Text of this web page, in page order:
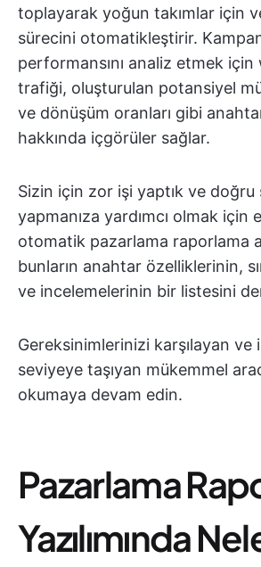
toplayarak yoğun takımlar için
sürecini otomatikleştirir.
performansını analiz etmek için
trafiği, oluşturulan potansiyel
ve dönüşüm oranları gibi
hakkında içgörüler sağlar.
Sizin için zor işi yaptık ve doğru
yapmanıza yardımcı olmak için
otomatik pazarlama raporlama
bunların anahtar özelliklerinin,
ve incelemelerinin bir listesini
Gereksinimlerinizi karşılayan ve
seviyeye taşıyan mükemmel
okumaya devam edin.
Pazarlama
Yazılımında